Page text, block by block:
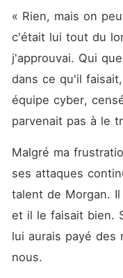
« Rien, mais on
c'était lui tout du
j'approuvai. Qui
dans ce qu'il
équipe cyber,
parvenait pas à le
Malgré ma
ses attaques
talent de Morgan.
et il le faisait bien.
lui aurais payé des
nous.